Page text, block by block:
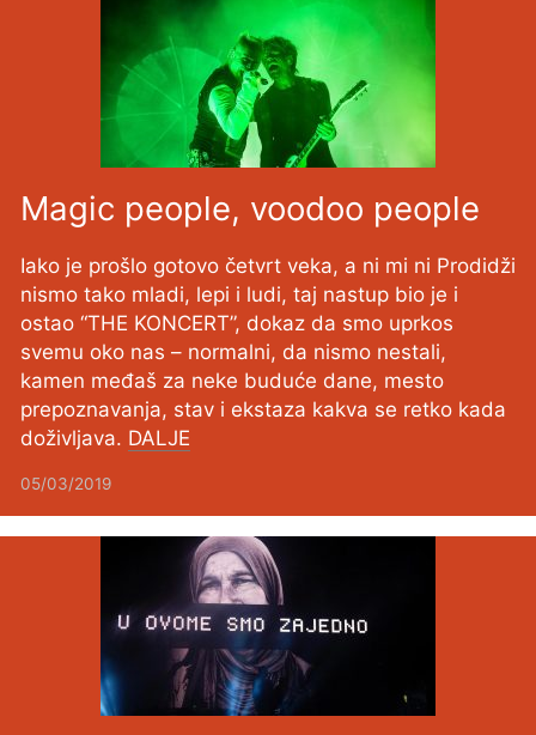
Magic people, voodoo people
Iako je prošlo gotovo četvrt veka, a ni mi ni Prodidži
nismo tako mladi, lepi i ludi, taj nastup bio je i
ostao “THE KONCERT”, dokaz da smo uprkos
svemu oko nas – normalni, da nismo nestali,
kamen međaš za neke buduće dane, mesto
prepoznavanja, stav i ekstaza kakva se retko kada
doživljava. DALJE
05/03/2019